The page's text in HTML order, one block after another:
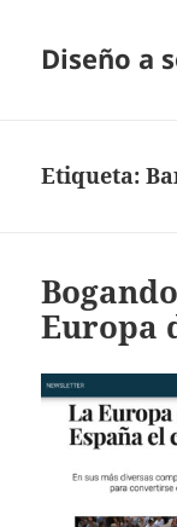
Diseño a
Etiqueta:
Europa